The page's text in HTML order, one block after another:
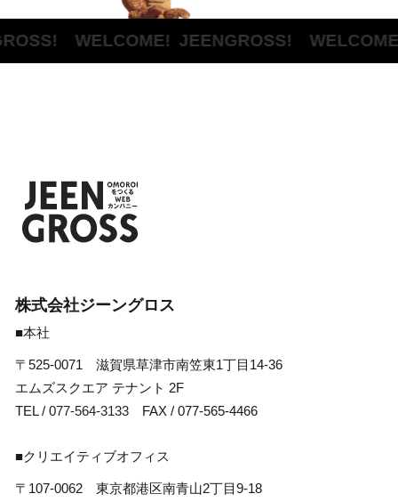
WELCOME!JEENGROSS!
株式会社ジーングロス
■本社
〒525-0071 滋賀県草津市南笠東1丁目14-36
エムズスクエア テナント 2F
TEL / 077-564-3133 FAX / 077-565-4466
■クリエイティブオフィス
〒107-0062 東京都港区南青山2丁目9-18